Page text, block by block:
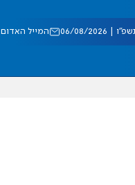
08/2026 המייל האדום